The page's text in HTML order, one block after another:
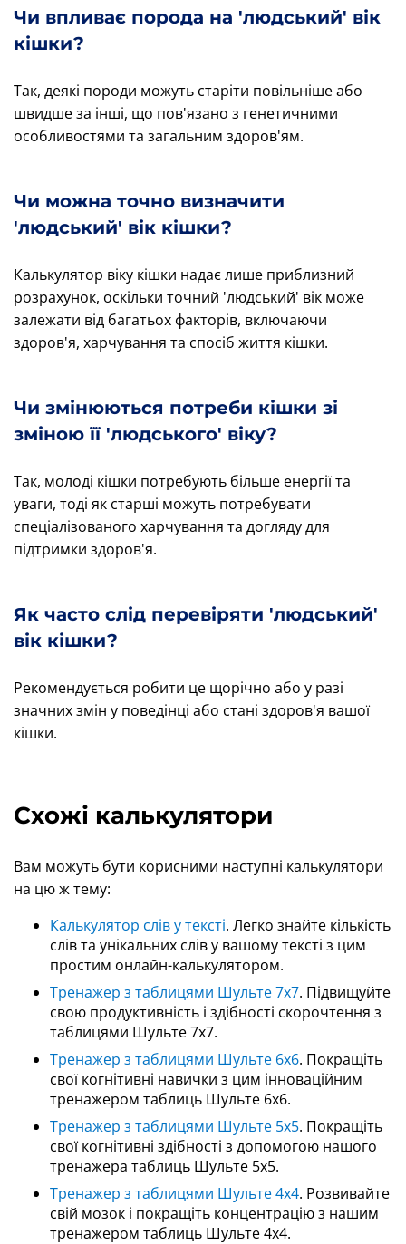
Чи впливає порода на 'людський' вік
кішки?
Так, деякі породи можуть старіти повільніше або
швидше за інші, що пов'язано з генетичними
особливостями та загальним здоров'ям.
Чи можна точно визначити
'людський' вік кішки?
Калькулятор віку кішки надає лише приблизний
розрахунок, оскільки точний 'людський' вік може
залежати від багатьох факторів, включаючи
здоров'я, харчування та спосіб життя кішки.
Чи змінюються потреби кішки зі
зміною її 'людського' віку?
Так, молоді кішки потребують більше енергії та
уваги, тоді як старші можуть потребувати
спеціалізованого харчування та догляду для
підтримки здоров'я.
Як часто слід перевіряти 'людський'
вік кішки?
Рекомендується робити це щорічно або у разі
значних змін у поведінці або стані здоров'я вашої
кішки.
Схожі калькулятори
Вам можуть бути корисними наступні калькулятори
на цю ж тему:
Калькулятор слів у тексті. Легко знайте кількість
слів та унікальних слів у вашому тексті з цим
простим онлайн-калькулятором.
Тренажер з таблицями Шульте 7x7. Підвищуйте
свою продуктивність і здібності скорочтення з
таблицями Шульте 7x7.
Тренажер з таблицями Шульте 6x6. Покращіть
свої когнітивні навички з цим інноваційним
тренажером таблиць Шульте 6x6.
Тренажер з таблицями Шульте 5x5. Покращіть
свої когнітивні здібності з допомогою нашого
тренажера таблиць Шульте 5x5.
Тренажер з таблицями Шульте 4x4. Розвивайте
свій мозок і покращіть концентрацію з нашим
тренажером таблиць Шульте 4x4.